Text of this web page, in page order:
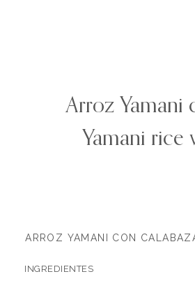
Arroz Yamani
Yamani rice
ARROZ YAMANI CON
INGREDIENTES